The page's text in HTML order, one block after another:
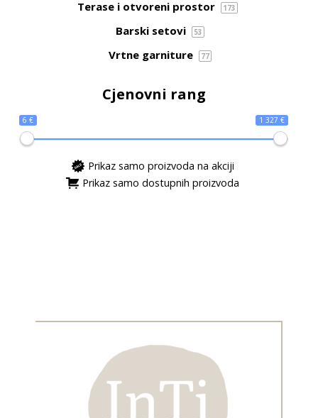
Terase i otvoreni prostor 173
Barski setovi 53
Vrtne garniture 77
Cjenovni rang
6 € 1 327 €
Prikaz samo proizvoda na akciji
Prikaz samo dostupnih proizvoda